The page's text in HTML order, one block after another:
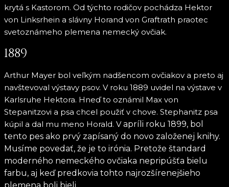
krytá s Kastorom. Od týchto rodičov pochádza Hektor
von Linksrhein a slávny Horand von Graftrath praotec
svetoznámeho plemena nemecký ovčiak.
1889
Arthur Mayer bol veľkým nadšencom ovčiakov a preto aj
navštevoval výstavy psov. V roku 1889 uvidel na výstave v
Karlsruhe Hektora. Hneď to oznámil Max von
Stepanitzovi a psa chcel použiť v chove. Stephanitz psa
kúpil a dal mu meno Horald. Vapríli roku 1899, bol
tento pes ako prvý zapísaný do novo založenej knihy.
Musíme povedať, že je to irónia. Pretože štandard
moderného nemeckého ovčiaka nepripúšťa bielu
farbu, aj keď predkovia tohto najrozšírenejšieho